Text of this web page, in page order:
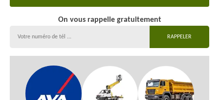
On vous rappelle gratuitement